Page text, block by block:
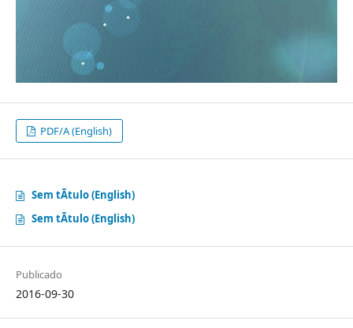
PDF/A (English)
Sem tÃ­tulo (English)
Sem tÃ­tulo (English)
Publicado
2016-09-30